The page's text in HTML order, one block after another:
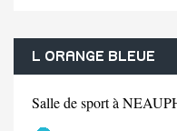
L ORANGE BLEUE
Salle de sport à